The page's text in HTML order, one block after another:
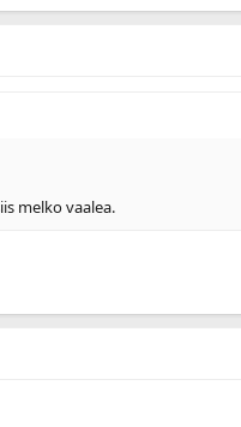
melko vaalea.